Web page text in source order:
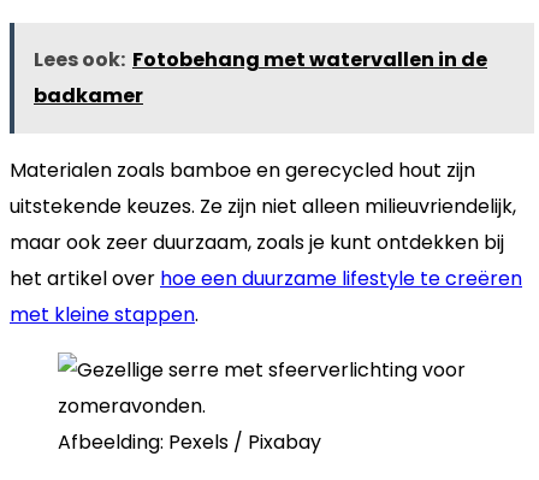
Lees ook: Fotobehang met watervallen in de
badkamer
Materialen zoals bamboe en gerecycled hout zijn
uitstekende keuzes. Ze zijn niet alleen milieuvriendelijk,
maar ook zeer duurzaam, zoals je kunt ontdekken bij
het artikel over hoe een duurzame lifestyle te creëren
met kleine stappen.
Afbeelding: Pexels / Pixabay